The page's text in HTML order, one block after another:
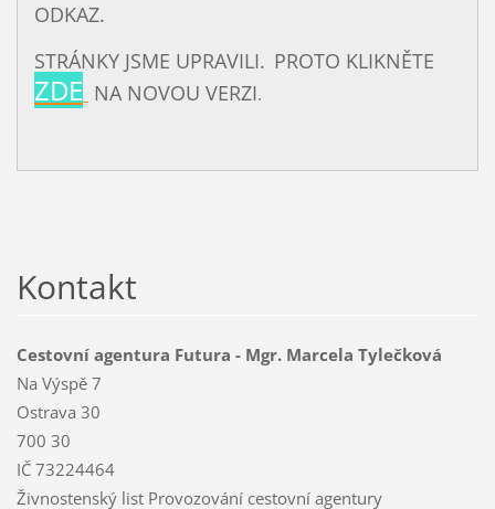
ODKAZ.
STRÁNKY JSME UPRAVILI. PROTO KLIKNĚTE
ZDE NA NOVOU VERZI.
Kontakt
Cestovní agentura Futura - Mgr. Marcela Tylečková
Na Výspě 7
Ostrava 30
700 30
IČ 73224464
Živnostenský list Provozování cestovní agentury